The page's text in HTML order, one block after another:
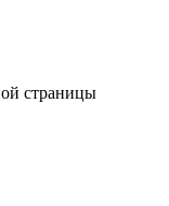
страницы